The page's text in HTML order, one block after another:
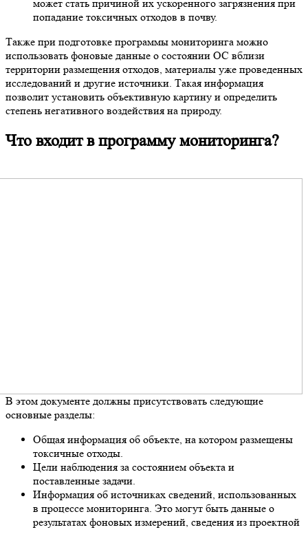
может стать причиной их ускоренного загрязнения при
попадание токсичных отходов в почву.
Также при подготовке программы мониторинга можно
использовать фоновые данные о состоянии ОС вблизи
территории размещения отходов, материалы уже проведенных
исследований и другие источники. Такая информация
позволит установить объективную картину и определить
степень негативного воздействия на природу.
Что входит в программу мониторинга?
В этом документе должны присутствовать следующие
основные разделы:
Общая информация об объекте, на котором размещены
токсичные отходы.
Цели наблюдения за состоянием объекта и
поставленные задачи.
Информация об источниках сведений, использованных
в процессе мониторинга. Это могут быть данные о
результатах фоновых измерений, сведения из проектной